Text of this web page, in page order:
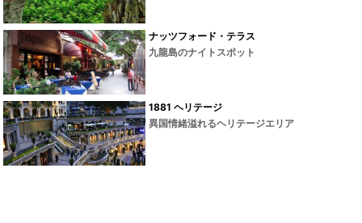
ナッツフォード・テラス
九龍島のナイトスポット
1881 ヘリテージ
異国情緒溢れるヘリテージエリア